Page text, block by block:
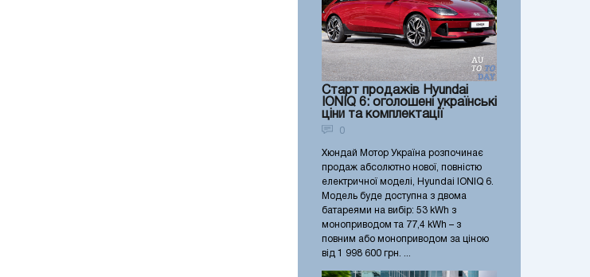
Старт продажів Hyundai
IONIQ 6: оголошені українські
ціни та комплектації
0
Хюндай Мотор Україна розпочинає
продаж абсолютно нової, повністю
електричної моделі, Hyundai IONIQ 6.
Модель буде доступна з двома
батареями на вибір: 53 kWh з
моноприводом та 77,4 kWh – з
повним або моноприводом за ціною
від 1 998 600 грн. ...